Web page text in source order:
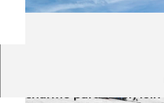
Les petites stations
charme particulier,